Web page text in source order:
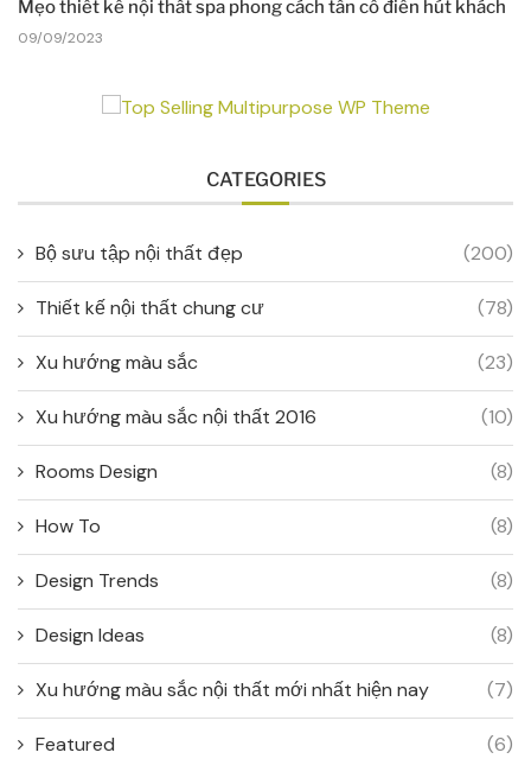
Mẹo thiết kế nội thất spa phong cách tân cổ điển hút khách
09/09/2023
CATEGORIES
Bộ sưu tập nội thất đẹp (200)
Thiết kế nội thất chung cư (78)
Xu hướng màu sắc (23)
Xu hướng màu sắc nội thất 2016 (10)
Rooms Design (8)
How To (8)
Design Trends (8)
Design Ideas (8)
Xu hướng màu sắc nội thất mới nhất hiện nay (7)
Featured (6)